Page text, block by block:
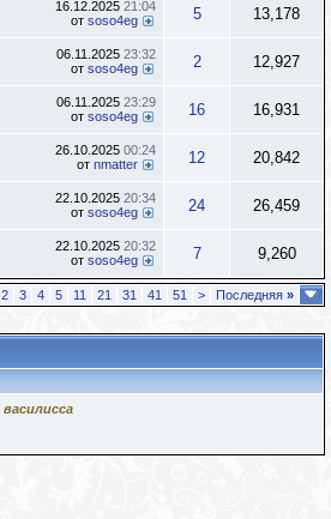
16.12.2025 21:04
от soso4eg 5 13,178
06.11.2025 23:32
от soso4eg 2 12,927
06.11.2025 23:29
от soso4eg 16 16,931
26.10.2025 00:24
от nmatter 12 20,842
22.10.2025 20:34
от soso4eg 24 26,459
22.10.2025 20:32
от soso4eg 7 9,260
2 3 4 5 11 21 31 41 51 > Последняя »
василисса